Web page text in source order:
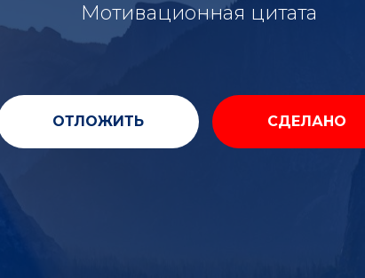
Мотивационная цитата
ОТЛОЖИТЬ СДЕЛАНО